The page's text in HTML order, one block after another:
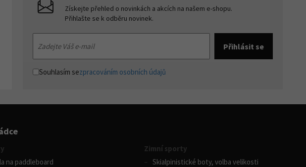
Získejte přehled o novinkách a akcích na našem e-shopu.
Přihlašte se k odběru novinek.
Souhlasím sezpracováním osobních údajů
na paddleboard
Zimní sporty
Skialpinistické boty, volba velikosti